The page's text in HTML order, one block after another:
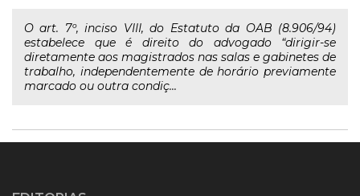
O art. 7º, inciso VIII, do Estatuto da OAB (8.906/94)
estabelece que é direito do advogado “dirigir-se
diretamente aos magistrados nas salas e gabinetes de
trabalho, independentemente de horário previamente
marcado ou outra condiç...